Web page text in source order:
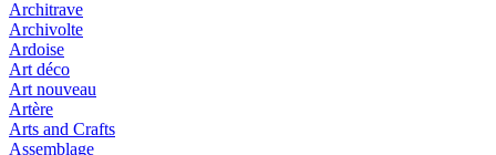
Architrave
Archivolte
Ardoise
Art déco
Art nouveau
Artère
Arts and Crafts
Assemblage